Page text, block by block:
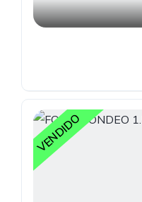
VENDIDO